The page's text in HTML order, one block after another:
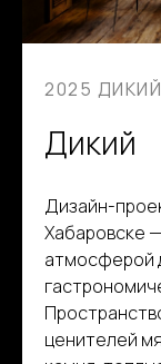
2025
Дикий
Дизайн-
Хабаровске
атмосферой
ценителей